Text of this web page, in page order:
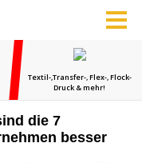
die 7
besser